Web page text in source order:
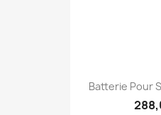
Batterie Pour